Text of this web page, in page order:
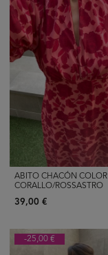
ABITO CHACÓN COLOR
CORALLO/ROSSASTRO
39,00 €
-25,00 €